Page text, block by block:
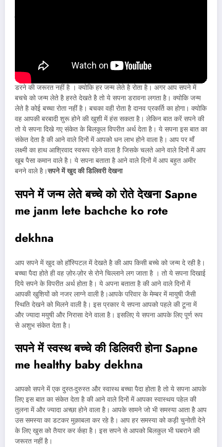
दोस्तों अगर आप सपने में बच्चे को जन्म लेते ही रोते हुए देखते है । तो आपको
डरने की जरूरत नहीं है । क्योकि हर जन्म लेते है रोता है। अगर आप सपने में
बचचे को जन्म लेते है हस्ते देखते है तो ये सपना डरावना लगता है। क्योकि जन्म
लेते है कोई बच्चा रोता नहीं है। बचका वही रोता है दानव प्रकर्ति का होगा। क्योकि
वह आपकी बरबादी शुरू होने की खुशी में हंस सकता है। लेकिन बात करें सपने की
तो ये सपना दिखे गए संकेत के बिलकुल विपरीत अर्थ देता है। ये सपना इस बात का
संकेत देता है की आने वाले दिनों में आपको धन लाभ होने वाला है। आप पर माँ
लक्ष्मी का हाथ आश्रिवाद स्वरूप रहेने वाला है जिसके चलते आने वाले दिनों में आप
खूब पैसा कमान वाले है। ये सपना बताता है आने वाले दिनों में आप बहुत अमीर
बनने वाले है।सपने में खुद की डिलिवरी देखना
सपने में जन्म लेते बच्चे को रोते देखना Sapne
me janm lete bachche ko rote
dekhna
आप सपने में खुद को हॉस्पिटल में देखते है की आप किसी बच्चे को जन्म दे रही है।
बच्चा पैदा होते ही वह ज़ोर-ज़ोर से रोने चिल्लाने लग जाता है । तो ये सपना दिखाई
दिये सपने के विपरीत अर्थ होता है। ये अपना बताता है की आने वाले दिनों में
आपकी खुशियों को नजर लाग्ने वाली है।आपके परिवार के मेम्बर में मायुषी जैसी
स्थिति देखने को मिलने वाली है। इस प्रकार ये सपना आपको पहले की टूना में
और ज्यादा मयुषी और निरासा देने वाला है। इसलिए ये सपना आपके लिए पूर्ण रूप
से अशुभ संकेत देता है।
सपने में स्वस्थ बच्चे की डिलिवरी होना Sapne
me healthy baby dekhna
आपको सपने में एक दुस्त-दुरुस्त और स्वास्थ बच्चा पैदा होता है तो ये सपना आपके
लिए इस बात का संकेत देता है की आने वाले दिनों में आपका स्वास्थय पहेल की
तुलना में और ज्यादा अच्छा होने वाला है। आपके सामने जो भी समस्या आता है आप
उस समस्या का डटकर मुक़ाबला कर रहे है। आप हर समस्या को कड़ी चुनोती देने
के लिए खुस को तैयार कर र्कहा है। इस सपने से आपको बिलकुल भी घबराने की
जरूरत नहीं है।